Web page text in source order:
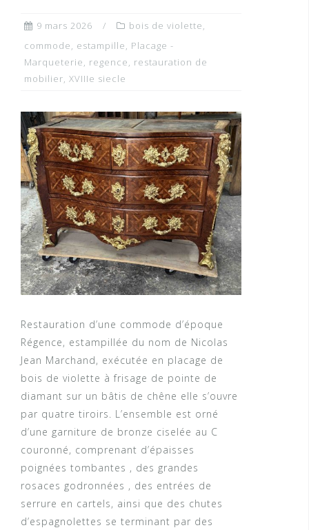
9 mars 2026 bois de violette,
commode, estampille, Placage -
Marqueterie, regence, restauration de
mobilier, XVIIIe siecle
Restauration d’une commode d’époque
Régence, estampillée du nom de Nicolas
Jean Marchand, exécutée en placage de
bois de violette à frisage de pointe de
diamant sur un bâtis de chêne elle s’ouvre
par quatre tiroirs. L’ensemble est orné
d’une garniture de bronze ciselée au C
couronné, comprenant d’épaisses
poignées tombantes , des grandes
rosaces godronnées , des entrées de
serrure en cartels, ainsi que des chutes
d’espagnolettes se terminant par des